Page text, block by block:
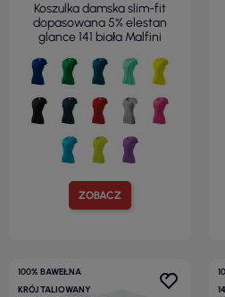
ZOBACZ
Koszulka damska slim-fit
dopasowana 5% elestan
glance 141 biała Malfini
100% BAWEŁNA
KRÓJ TALIOWANY